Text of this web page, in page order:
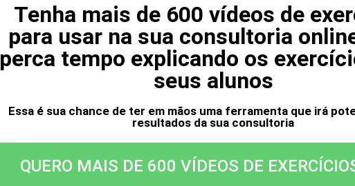
Tenha mais de 600 vídeos de
para usar na sua consultoria
perca tempo explicando os
seus alunos
Essa é sua chance de ter em mãos uma ferramenta que irá
resultados da sua consultoria
QUERO MAIS DE 600 VÍDEOS DE